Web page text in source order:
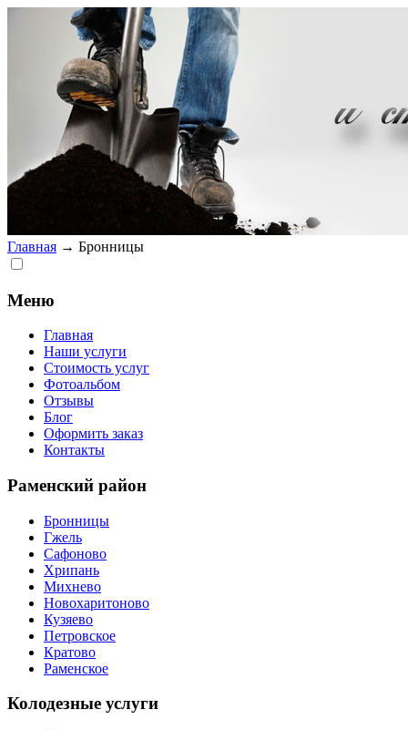
Главная → Бронницы
Меню
Главная
Наши услуги
Стоимость услуг
Фотоальбом
Отзывы
Блог
Оформить заказ
Контакты
Раменский район
Бронницы
Гжель
Сафоново
Хрипань
Михнево
Новохаритоново
Кузяево
Петровское
Кратово
Раменское
Колодезные услуги